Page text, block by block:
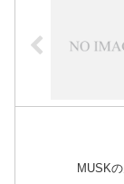
MUSK